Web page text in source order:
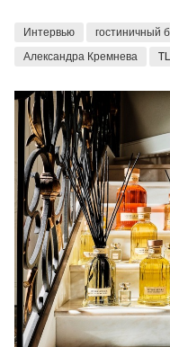
Интервью гостиничный
Александра Кремнева